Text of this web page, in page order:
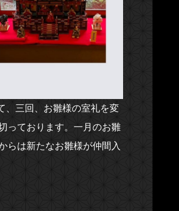
、三回、お雛様の室礼を変
っております。一月のお雛
らは新たなお雛様が仲間入